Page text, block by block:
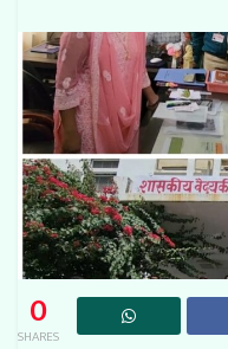
0
SHARES